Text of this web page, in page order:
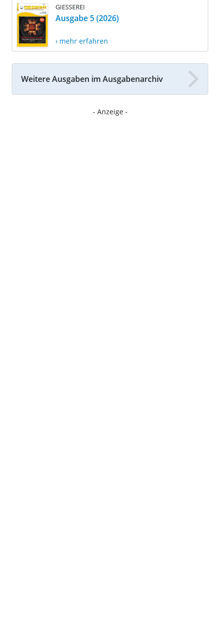
GIESSEREI
Ausgabe 5 (2026)
› mehr erfahren
Weitere Ausgaben im Ausgabenarchiv
- Anzeige -